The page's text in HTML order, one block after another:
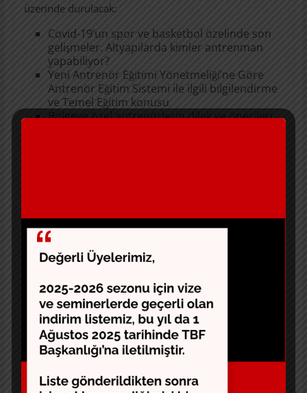
üzerinde durulacak:
Covid-19’un spor ve basketbol özelinde son
gelişmeler. Altyapılarda kimler antrenman
yapabiliyor?
Yeni Antrenör Eğitimi Yönetmeliği’ne Göre
Antrenör Eğitim Sistemi ile ilgili bilgilendirme
ve Temel Eğitim konusu
Bölgeye özel antrenörlerin dilek ve önerileri